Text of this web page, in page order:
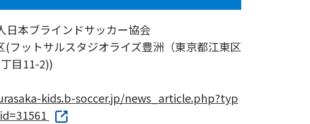
日本ブラインドサッカー協会
(フットサルスタジオライズ豊洲（東京都江東区
目11-2))
kids.b-soccer.jp/news_article.php?typ